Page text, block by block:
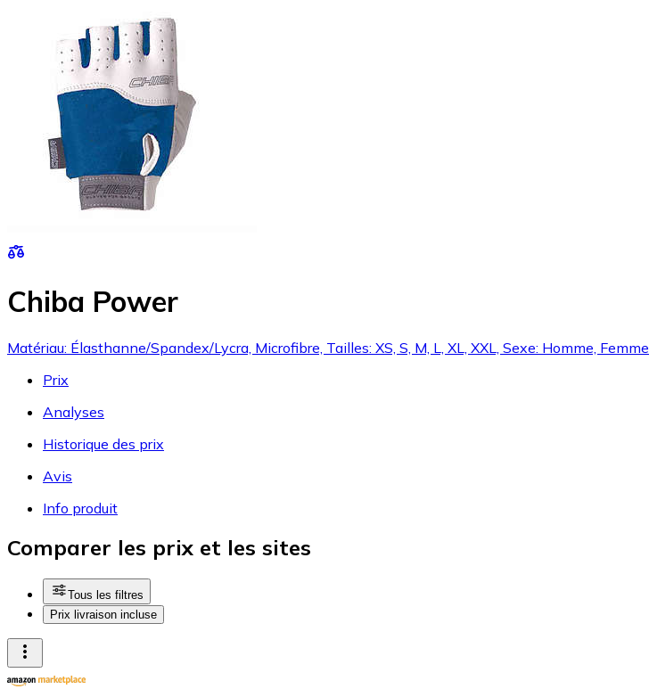
Chiba Power
Matériau: Élasthanne/Spandex/Lycra, Microfibre, Tailles: XS, S, M, L, XL, XXL, Sexe: Homme, Femme
Prix
Analyses
Historique des prix
Avis
Info produit
Comparer les prix et les sites
Tous les filtres
Prix livraison incluse